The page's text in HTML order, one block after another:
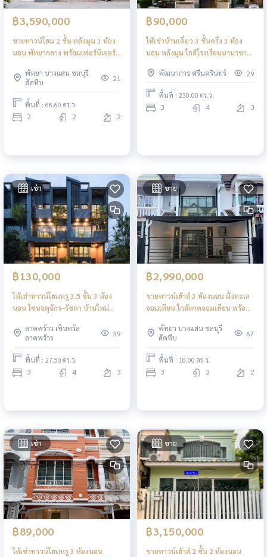
฿3,590,000
ขายทาวน์โฮม 2 ชั้น หลังมุม 3 ห้อง
นอน พัทยากลาง พร้อมเฟอร์นิเจอร์
พัทยา บางแสน ชลบุรี
สัตหีบ
21
พื้นที่ : 66.60 ตร.ว.
2 2 2
฿90,000
ให้เช่าบ้านเดี่ยว 3 ชั้นครึ่ง 3 ห้อง
นอน หลังมุม ใกล้โรงเรียนนานาชาติ
ครบพัฒนาการ ศรีนครินทร์ 29
พื้นที่ : 230.00 ตร.ว.
3 4 3
เช่า
฿130,000
ให้เช่าทาวน์โฮมหรู 3.5 ชั้น 3 ห้อง
นอน โซนจตุจักร–รัชดา บ้านใหม่
ลาดพร้าว เซ็นทรัล
ลาดพร้าว
39
พื้นที่ : 27.50 ตร.ว.
3 4 3
ขาย
฿2,990,000
ขายทาวน์เฮ้าส์ 3 ห้องนอน ฝั่งทะเล
จอมเทียน ใกล้หาดจอมเทียน พร้อม
พัทยา บางแสน ชลบุรี
สัตหีบ
67
พื้นที่ : 18.00 ตร.ว.
3 2 2
เช่า
฿89,000
ให้เช่าทาวน์โฮมหรู 3 ห้องนอน
ขาย
฿3,150,000
ขายทาวน์เฮ้าส์ 2 ชั้น 2 ห้องนอน